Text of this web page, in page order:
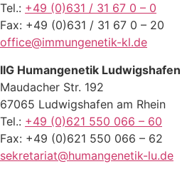
Tel.: +49 (0)631 / 31 67 0 – 0
Fax: +49 (0)631 / 31 67 0 – 20
office@immungenetik-kl.de
IIG Humangenetik Ludwigshafen
Maudacher Str. 192
67065 Ludwigshafen am Rhein
Tel.: +49 (0)621 550 066 – 60
Fax: +49 (0)621 550 066 – 62
sekretariat@humangenetik-lu.de